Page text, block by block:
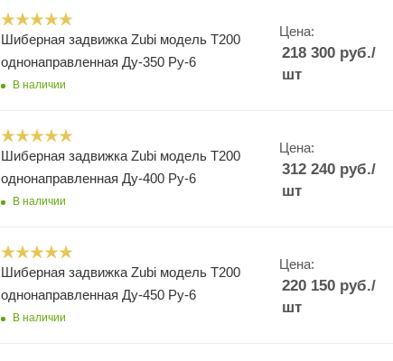
Шиберная задвижка Zubi модель Т200
однонаправленная Ду-350 Ру-6
В наличии
Цена:
218 300руб./
шт
Шиберная задвижка Zubi модель Т200
однонаправленная Ду-400 Ру-6
В наличии
Цена:
312 240руб./
шт
Шиберная задвижка Zubi модель Т200
однонаправленная Ду-450 Ру-6
В наличии
Цена:
220 150руб./
шт